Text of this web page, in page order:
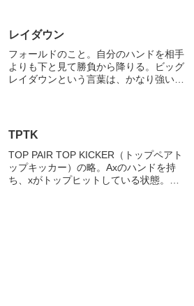
にあるのでショーダウンす...
レイダウン
フォールドのこと。自分のハンドを相手
よりも下と見て勝負から降りる。ビッグ
レイダウンという言葉は、かなり強いハ
TPTK
TOP PAIR TOP KICKER（トップペアト
ップキッカー）の略。Axのハンドを持
ち、xがトップヒットしている状態。つ